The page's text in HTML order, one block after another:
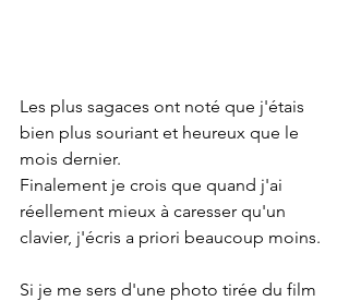
Les plus sagaces ont noté que j'étais
bien plus souriant et heureux que le
mois dernier.
Finalement je crois que quand j'ai
réellement mieux à caresser qu'un
clavier, j'écris a priori beaucoup moins.
Si je me sers d'une photo tirée du film